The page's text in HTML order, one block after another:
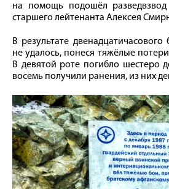
на помощь подошёл
старшего лейтенанта Алексея
В результате двенадцатичасового
не удалось, понеся тяжёлые
В девятой роте погибло шестеро
восемь получили ранения, из них